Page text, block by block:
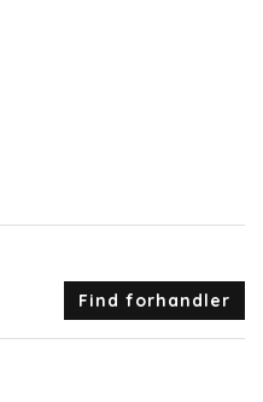
Find forhandler